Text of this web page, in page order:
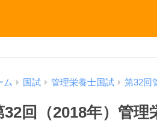
ム 国試 管理栄養士国試 第32回
32回（2018年）管